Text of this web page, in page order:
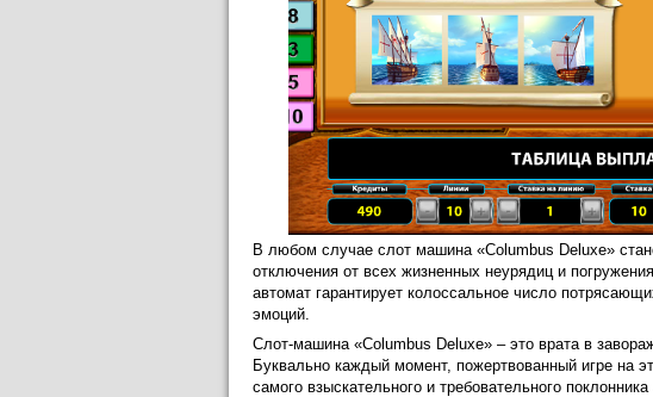
В любом случае слот машина «Columbus Deluxe»
отключения от всех жизненных неурядиц и
автомат гарантирует колоссальное число
эмоций.
Слот-машина «Columbus Deluxe» – это врата в
Буквально каждый момент, пожертвованный игре на
самого взыскательного и требовательного